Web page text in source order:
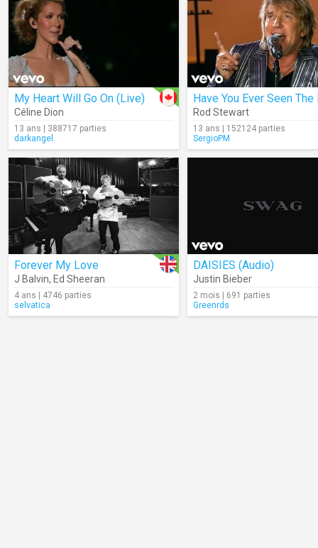
My Heart Will Go On (Live)
Céline Dion
13 ans | 388717 parties
darkangel
Rod Stewart
13 ans | 152124 parties
SergioPM
Forever My Love
J Balvin, Ed Sheeran
4 ans | 4746 parties
selvatica
DAISIES (Audio)
Justin Bieber
2 mois | 691 parties
Greenrds